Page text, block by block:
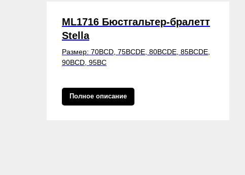
ML1716 Бюстгальтер-бралетт
Stella
Размер: 70BCD, 75BCDE, 80BCDE, 85BCDE,
90BCD, 95BC
Полное описание